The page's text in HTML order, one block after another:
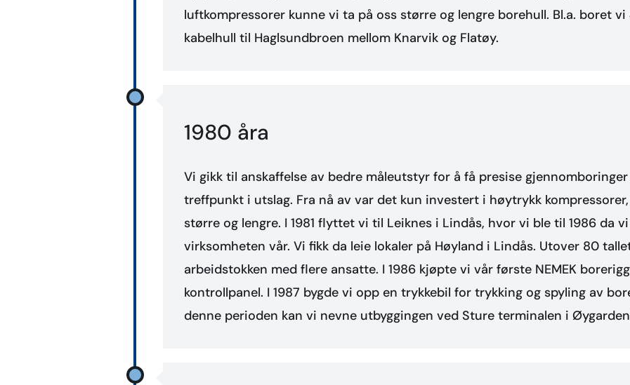
luftkompressorer kunne vi ta på oss større og lengre borehull. Bl.a. boret
kabelhull til Haglsundbroen mellom Knarvik og Flatøy.
1980 åra
Vi gikk til anskaffelse av bedre måleutstyr for å få presise
treffpunkt i utslag. Fra nå av var det kun investert i høytrykk
større og lengre. I 1981 flyttet vi til Leiknes i Lindås, hvor vi ble til 1986 da
virksomheten vår. Vi fikk da leie lokaler på Høyland i Lindås. Utover 80
arbeidstokken med flere ansatte. I 1986 kjøpte vi vår første NEMEK
kontrollpanel. I 1987 bygde vi opp en trykkebil for trykking og spyling av
denne perioden kan vi nevne utbyggingen ved Sture terminalen i